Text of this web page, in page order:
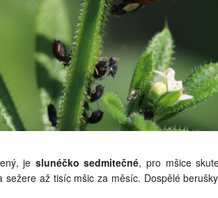
je slunéčko sedmitečné, pro mšice
sežere až tisíc mšic za měsíc. Dospělé